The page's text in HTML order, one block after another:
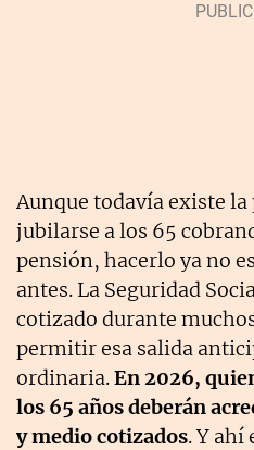
Aunque todavía existe
jubilarse a los 65
pensión, hacerlo ya no
antes. La Seguridad
cotizado durante
permitir esa salida
ordinaria.En 2026,
los 65 años deberán
y medio cotizados. Y ahí